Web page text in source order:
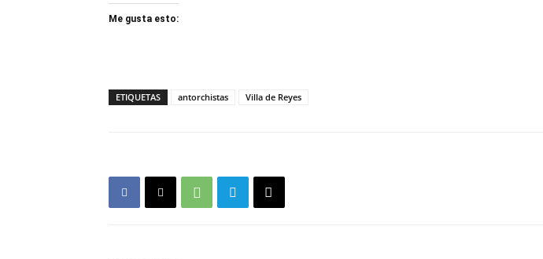
Me gusta esto:
ETIQUETAS antorchistas Villa de Reyes